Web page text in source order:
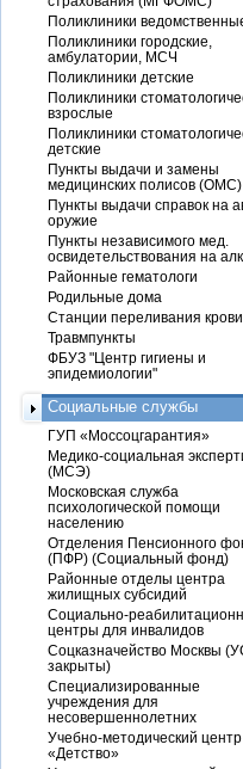
Поликлиники
Поликлиники городские,
амбулатории, МСЧ
Поликлиники детские
Поликлиники
взрослые
Поликлиники
детские
Пункты выдачи и замены
медицинских полисов (ОМС)
Пункты выдачи справок на
оружие
Пункты независимого мед.
освидетельствования на
Районные гематологи
Родильные дома
Станции переливания крови
Травмпункты
ФБУЗ "Центр гигиены и
эпидемиологии"
Социальные службы
ГУП «Моссоцгарантия»
Медико-социальная
(МСЭ)
Московская служба
психологической помощи
населению
Отделения Пенсионного
(ПФР) (Социальный фонд)
Районные отделы центра
жилищных субсидий
Социально-
центры для инвалидов
Соцказначейство Москвы
закрыты)
Специализированные
учреждения для
несовершеннолетних
Учебно-методический центр
«Детство»